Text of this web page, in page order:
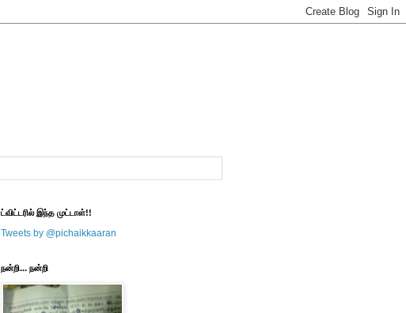
ட்விட்டரில் இந்த முட்டாள்!!
Tweets by @pichaikkaaran
நன்றி... நன்றி